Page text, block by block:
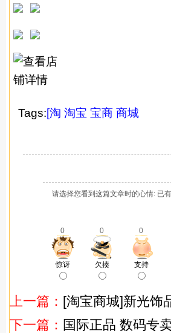
Tags:[淘 淘宝 宝商 商城
请选择您看到这篇文章时的心情: 已有
0 0 0
惊讶 欠揍 支持
上一篇： [淘宝商城]新光饰
下一篇： 国际正品 数码专